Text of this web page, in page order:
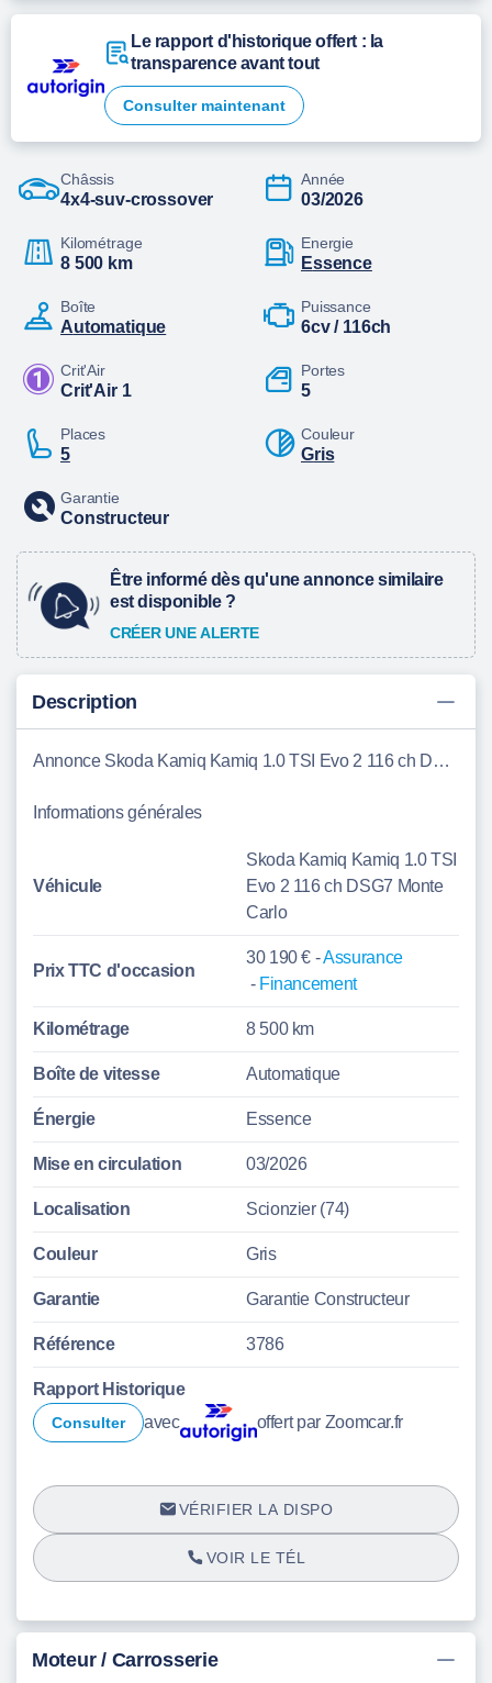
Le rapport d'historique offert : la
transparence avant tout
Consulter maintenant
Châssis
4x4-suv-crossover
Année
03/2026
Kilométrage
8 500 km
Energie
essence
Boîte
automatique
Puissance
6cv / 116ch
Crit'Air
Crit'Air 1
Portes
5
Places
5
Couleur
Gris
Garantie
Constructeur
Être informé dès qu'une annonce similaire
est disponible ?
CRÉER UNE ALERTE
Description
Annonce Skoda Kamiq Kamiq 1.0 TSI Evo 2 116 ch DSG7 Monte Carlo Scionzier
Informations générales
Véhicule
Skoda Kamiq Kamiq 1.0 TSI
Evo 2 116 ch DSG7 Monte
Carlo
Prix TTC d'occasion
30 190 € -Assurance
- Financement
Kilométrage 8 500 km
Boîte de vitesse Automatique
Énergie Essence
Mise en circulation 03/2026
Localisation Scionzier (74)
Couleur Gris
Garantie Garantie Constructeur
Référence 3786
Rapport Historique
Consulter avec offert par Zoomcar.fr
VÉRIFIER LA DISPO
VOIR LE TÉL
Moteur / Carrosserie